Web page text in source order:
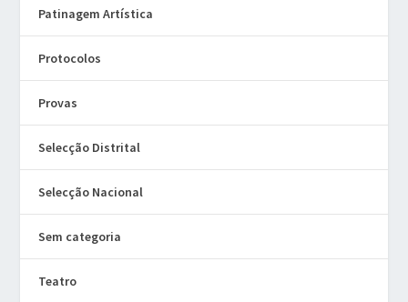
Patinagem Artística
Protocolos
Provas
Selecção Distrital
Selecção Nacional
Sem categoria
Teatro